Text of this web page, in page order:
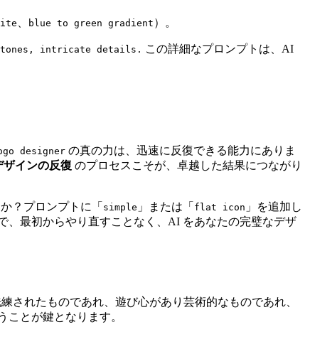
blue to green gradient ）。
tones, intricate details. この詳細なプロンプトは、AI
designer の真の力は、迅速に反復できる能力にありま
ザインの反復 のプロセスこそが、卓越した結果につながり
？プロンプトに「 simple 」または「 flat icon 」を追加し
、最初からやり直すことなく、AI をあなたの完璧なデザ
されたものであれ、遊び心があり芸術的なものであれ、
とが鍵となります。